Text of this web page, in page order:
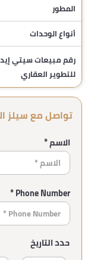
المطور
أنواع الوحدات
رقم مبيعات سيتي
للتطوير العقاري
تواصل مع سيلز
الاسم *
Phone Number *
حدد التاريخ